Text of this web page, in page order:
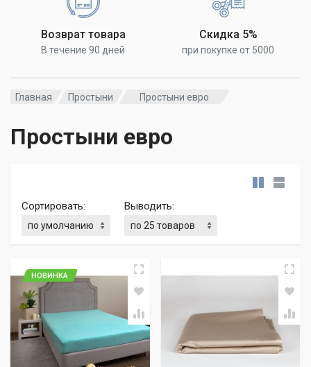
Возврат товара
В течение 90 дней
Скидка 5%
при покупке от 5000
Главная Простыни Простыни евро
Простыни евро
Сортировать: Выводить:
НОВИНКА